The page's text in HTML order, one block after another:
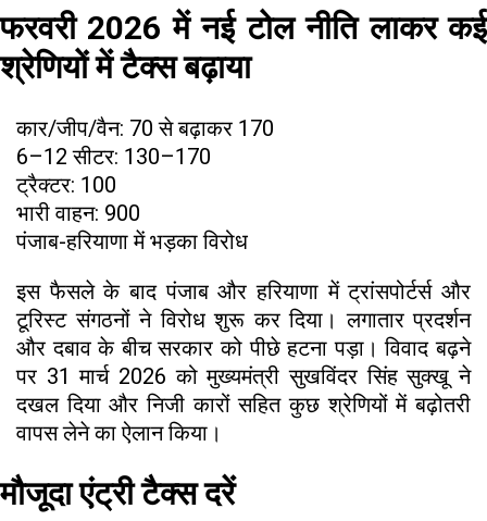
फरवरी 2026 में नई टोल नीति लाकर कई
श्रेणियों में टैक्स बढ़ाया
कार/जीप/वैन: ₹70 से बढ़ाकर ₹170
6–12 सीटर: ₹130–170
ट्रैक्टर: ₹100
भारी वाहन: ₹900
पंजाब-हरियाणा में भड़का विरोध
इस फैसले के बाद पंजाब और हरियाणा में ट्रांसपोर्टर्स और
टूरिस्ट संगठनों ने विरोध शुरू कर दिया। लगातार प्रदर्शन
और दबाव के बीच सरकार को पीछे हटना पड़ा। विवाद बढ़ने
पर 31 मार्च 2026 को मुख्यमंत्री सुखविंदर सिंह सुक्खू ने
दखल दिया और निजी कारों सहित कुछ श्रेणियों में बढ़ोतरी
वापस लेने का ऐलान किया।
मौजूदा एंट्री टैक्स दरें